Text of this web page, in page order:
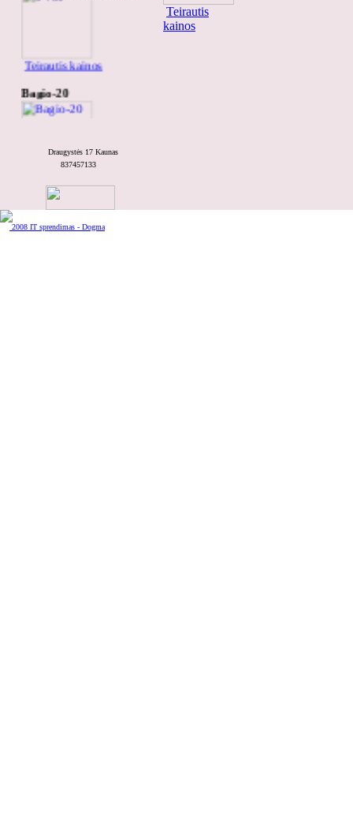
Teirautis kainos
Bagio-20
Draugystės 17 Kaunas
837457133
Teirautis
kainos
2008 IT sprendimas - Dogma